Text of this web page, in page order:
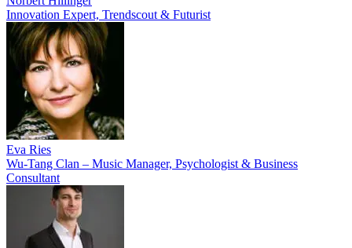
Innovation Expert, Trendscout & Futurist
Eva Ries
Wu-Tang Clan – Music Manager, Psychologist & Business
Consultant